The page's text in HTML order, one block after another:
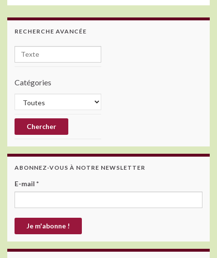
o
k
RECHERCHE AVANCÉE
Catégories
ABONNEZ-VOUS À NOTRE NEWSLETTER
E-mail *